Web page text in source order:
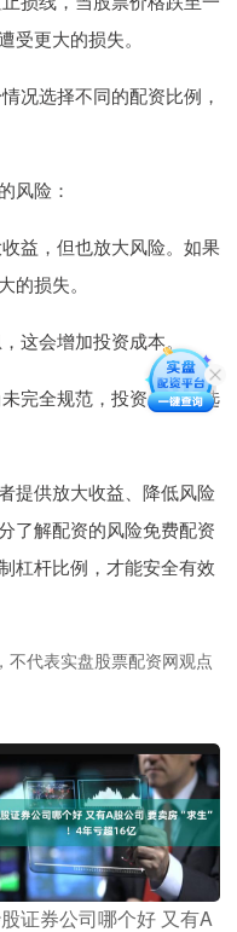
受更大的损失。
况选择不同的配资比例，
风险：
益，但也放大风险。如果
的损失。
这会增加投资成本。
完全规范，投资者需要选
提供放大收益、降低风险
了解配资的风险免费配资
杠杆比例，才能安全有效
不代表实盘股票配资网观点
证券公司哪个好 又有A